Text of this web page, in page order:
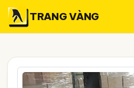
TRANG VÀNG